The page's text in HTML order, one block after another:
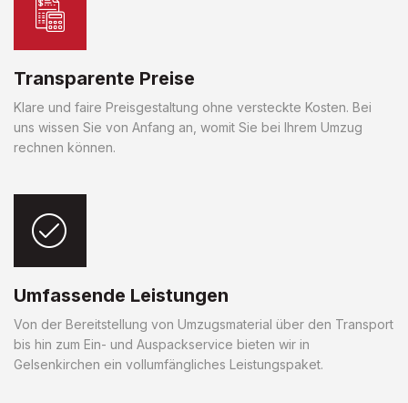
Transparente Preise
Klare und faire Preisgestaltung ohne versteckte Kosten. Bei
uns wissen Sie von Anfang an, womit Sie bei Ihrem Umzug
rechnen können.
Umfassende Leistungen
Von der Bereitstellung von Umzugsmaterial über den Transport
bis hin zum Ein- und Auspackservice bieten wir in
Gelsenkirchen ein vollumfängliches Leistungspaket.